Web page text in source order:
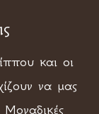
και οι
να μας